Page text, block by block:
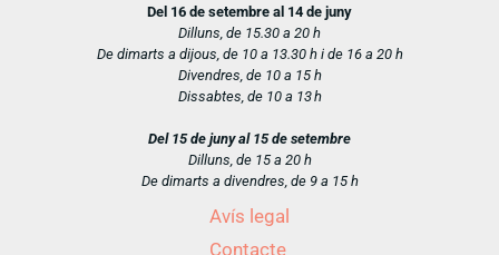
Del 16 de setembre al 14 de juny
Dilluns, de 15.30 a 20 h
De dimarts a dijous, de 10 a 13.30 h i de 16 a 20 h
Divendres, de 10 a 15 h
Dissabtes, de 10 a 13 h
Del 15 de juny al 15 de setembre
Dilluns, de 15 a 20 h
De dimarts a divendres, de 9 a 15 h
Avís legal
Contacte